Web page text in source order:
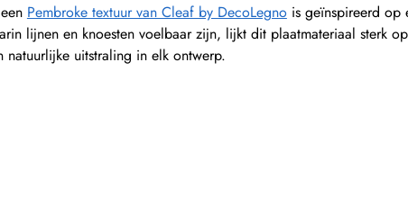
Pembroke textuur van Cleaf by DecoLegnois geïnspireerd op
lijnen en knoesten voelbaar zijn, lijkt dit plaatmateriaal sterk
uitstraling in elk ontwerp.